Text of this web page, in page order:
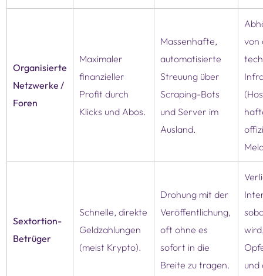
Organisierte
Netzwerke /
Foren
Maximaler
finanzieller
Profit durch
Klicks und Abos.
Massenhafte,
automatisierte
Streuung über
Scraping-Bots
und Server im
Ausland.
von
Sextortion-
Betrüger
Schnelle, direkte
Geldzahlungen
(meist Krypto).
Drohung mit der
Veröffentlichung,
oft ohne es
sofort in die
Breite zu tragen.
und